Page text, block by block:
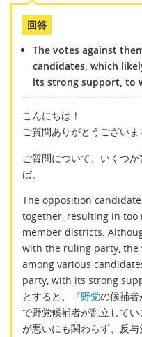
回答
The votes against
candidates, which
its strong support, to
こんにちは！
ご質問ありがとうございま
ご質問について、いくつ
ば、
The opposition
together, resulting in
member districts.
with the ruling party, the
among various
party, with its strong
とすると、『野党の候補
で野党候補者が乱立して
が悪いにも関わらず、反